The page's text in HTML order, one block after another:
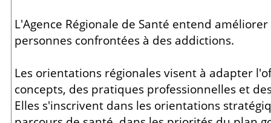
L'Agence Régionale de Santé entend
personnes confrontées à des addictions.
Les orientations régionales visent à adapter
concepts, des pratiques professionnelles et
Elles s'inscrivent dans les orientations